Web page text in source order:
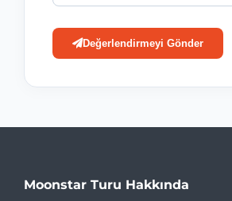
Değerlendirmeyi Gönder
Moonstar Turu Hakkında